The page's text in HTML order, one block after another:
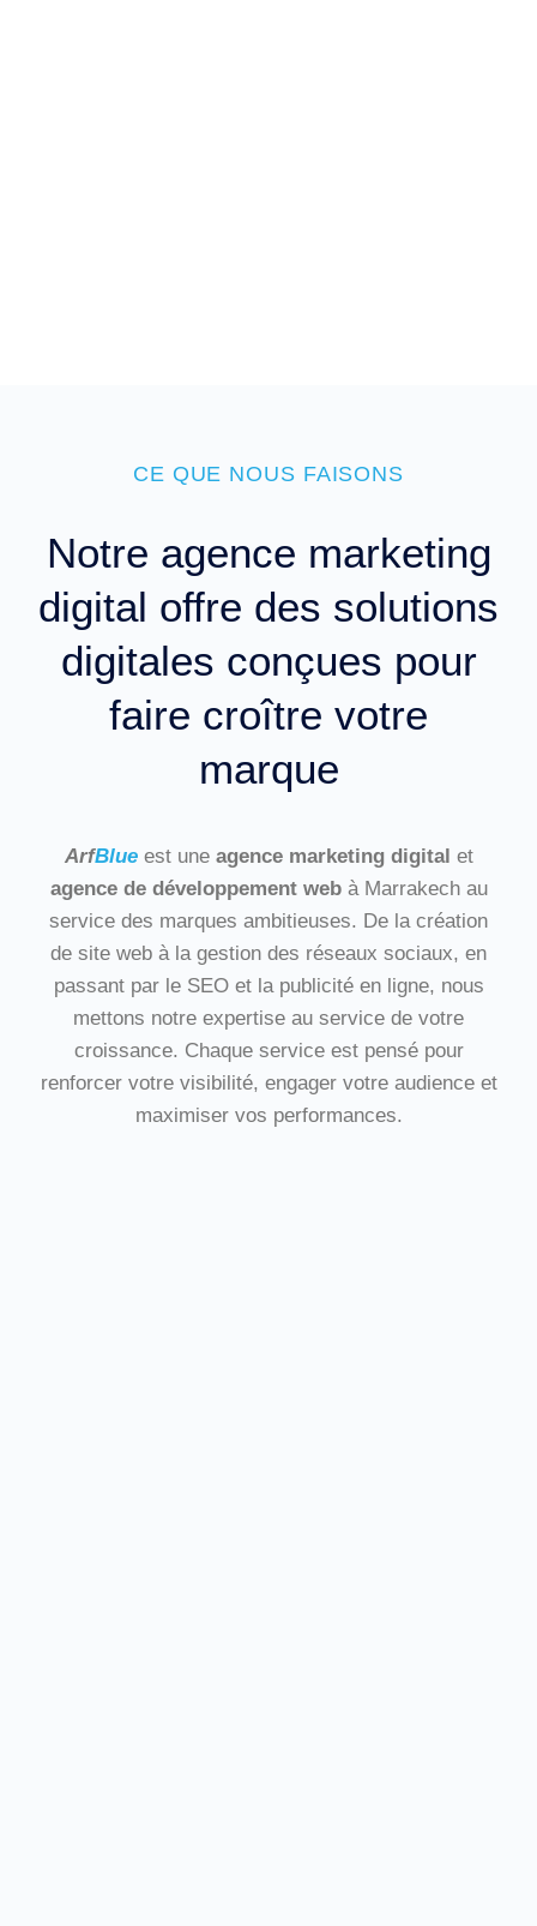
CE QUE NOUS FAISONS
Notre agence marketing
digital offre des solutions
digitales conçues pour
faire croître votre
marque
ArfBlueest une agence marketing digital et
agence de développement webà Marrakech au
service des marques ambitieuses. De la création
de site web à la gestion des réseaux sociaux, en
passant par le SEO et la publicité en ligne, nous
mettons notre expertise au service de votre
croissance. Chaque service est pensé pour
renforcer votre visibilité, engager votre audience et
maximiser vos performances.